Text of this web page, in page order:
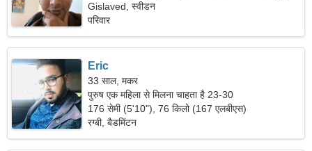
Gislaved, स्वीडन
परिवार
Eric
33 साल, मकर
पुरुष एक महिला से मिलना चाहता है 23-30
176 सेमी (5'10"), 76 किलो (167 एलबीएस)
रग्बी, बैडमिंटन